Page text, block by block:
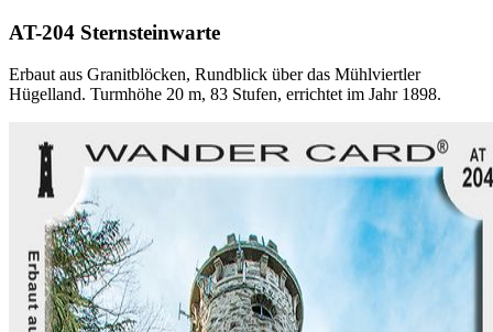
AT-204 Sternsteinwarte
Erbaut aus Granitblöcken, Rundblick über das Mühlviertler
Hügelland. Turmhöhe 20 m, 83 Stufen, errichtet im Jahr 1898.